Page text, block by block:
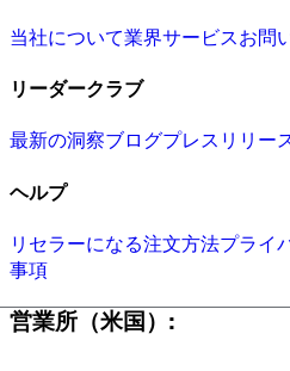
当社について業界サービスお問
リーダークラブ
最新の洞察ブログプレスリリー
ヘルプ
リセラーになる注文方法プライ
事項
営業所（米国）: